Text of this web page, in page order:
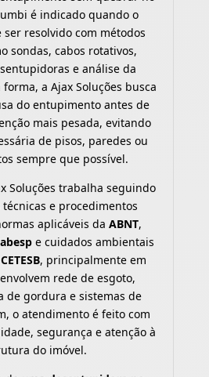
é indicado quando o
resolvido com métodos
sondas, cabos rotativos,
e análise da
a Ajax Soluções busca
do entupimento antes de
mais pesada, evitando
de pisos, paredes ou
sempre que possível.
Soluções trabalha seguindo
e procedimentos
aplicáveis daABNT,
e cuidados ambientais
CETESB, principalmente em
rede de esgoto,
de gordura e sistemas de
o atendimento é feito com
segurança e atenção à
do imóvel.